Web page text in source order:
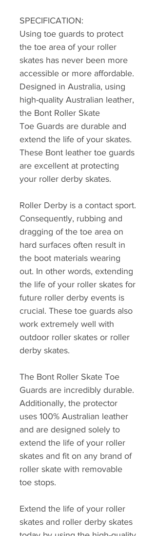
SPECIFICATION:
Using toe guards to protect
the toe area of your roller
skates has never been more
accessible or more affordable.
Designed in Australia, using
high-quality Australian leather,
the Bont Roller Skate
Toe Guards are durable and
extend the life of your skates.
These Bont leather toe guards
are excellent at protecting
your roller derby skates.
Roller Derby is a contact sport.
Consequently, rubbing and
dragging of the toe area on
hard surfaces often result in
the boot materials wearing
out. In other words, extending
the life of your roller skates for
future roller derby events is
crucial. These toe guards also
work extremely well with
outdoor roller skates or roller
derby skates.
The Bont Roller Skate Toe
Guards are incredibly durable.
Additionally, the protector
uses 100% Australian leather
and are designed solely to
extend the life of your roller
skates and fit on any brand of
roller skate with removable
toe stops.
Extend the life of your roller
skates and roller derby skates